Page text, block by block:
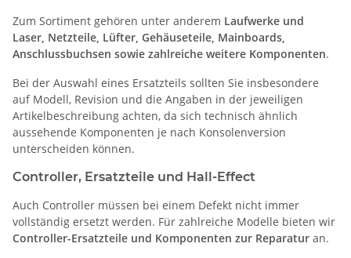
Zum Sortiment gehören unter anderem Laufwerke und
Laser, Netzteile, Lüfter, Gehäuseteile, Mainboards,
Anschlussbuchsen sowie zahlreiche weitere Komponenten.
Bei der Auswahl eines Ersatzteils sollten Sie insbesondere
auf Modell, Revision und die Angaben in der jeweiligen
Artikelbeschreibung achten, da sich technisch ähnlich
aussehende Komponenten je nach Konsolenversion
unterscheiden können.
Controller, Ersatzteile und Hall-Effect
Auch Controller müssen bei einem Defekt nicht immer
vollständig ersetzt werden. Für zahlreiche Modelle bieten wir
Controller-Ersatzteile und Komponenten zur Reparatur an.